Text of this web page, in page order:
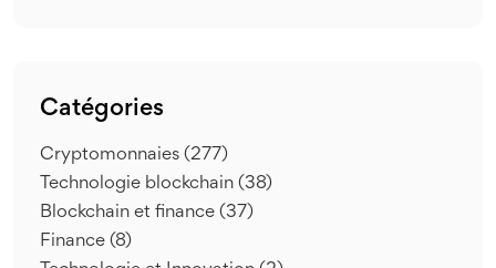
Catégories
Cryptomonnaies (277)
Technologie blockchain (38)
Blockchain et finance (37)
Finance (8)